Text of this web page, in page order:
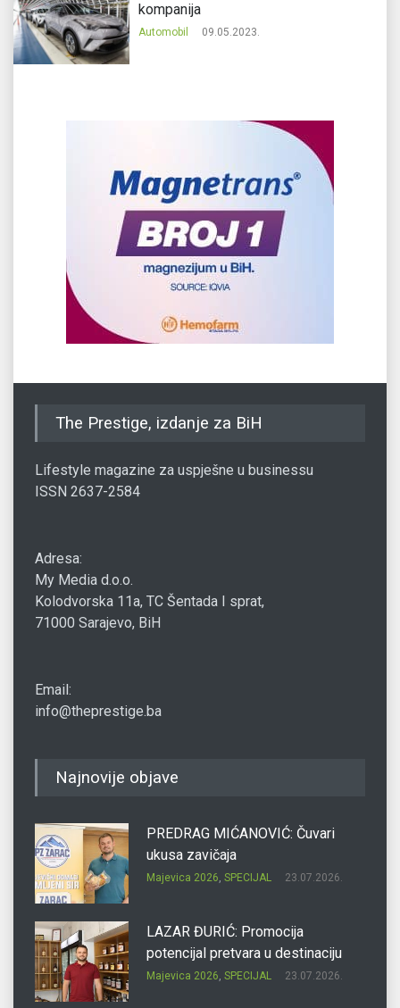
kompanija
Automobil 09.05.2023.
The Prestige, izdanje za BiH
Lifestyle magazine za uspješne u businessu
ISSN 2637-2584
Adresa:
My Media d.o.o.
Kolodvorska 11a, TC Šentada I sprat,
71000 Sarajevo, BiH
Email:
info@theprestige.ba
Najnovije objave
PREDRAG MIĆANOVIĆ: Čuvari
ukusa zavičaja
Majevica 2026, SPECIJAL 23.07.2026.
LAZAR ĐURIĆ: Promocija
potencijal pretvara u destinaciju
Majevica 2026, SPECIJAL 23.07.2026.